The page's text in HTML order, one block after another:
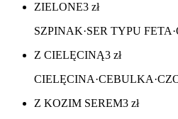
ZIELONE3 zł
SZPINAK·SER TYPU
Z CIELĘCINĄ3 zł
Z KOZIM SEREM3 zł